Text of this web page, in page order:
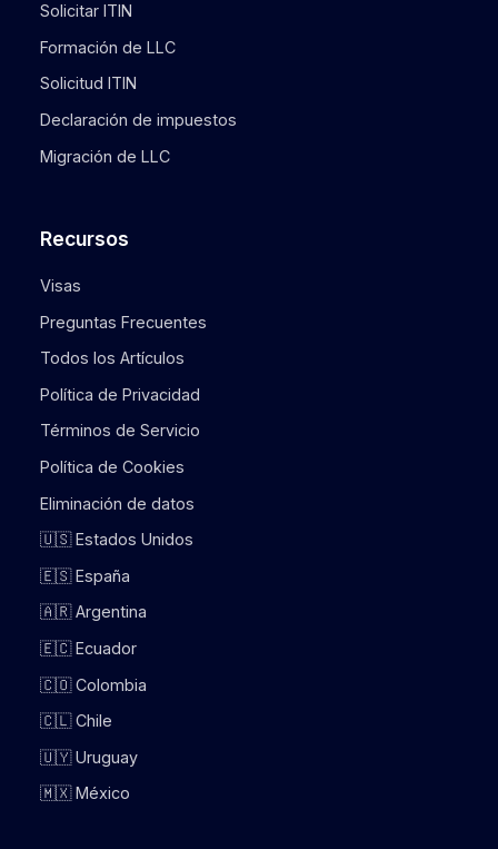
Solicitar ITIN
Formación de LLC
Solicitud ITIN
Declaración de impuestos
Migración de LLC
Recursos
Visas
Preguntas Frecuentes
Todos los Artículos
Política de Privacidad
Términos de Servicio
Política de Cookies
Eliminación de datos
🇺🇸 Estados Unidos
🇪🇸 España
🇦🇷 Argentina
🇪🇨 Ecuador
🇨🇴 Colombia
🇨🇱 Chile
🇺🇾 Uruguay
🇲🇽 México